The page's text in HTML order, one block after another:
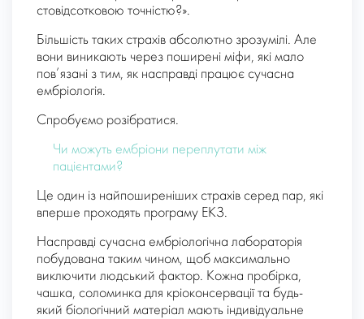
стовідсотковою точністю?».
Більшість таких страхів абсолютно зрозумілі. Але
вони виникають через поширені міфи, які мало
пов’язані з тим, як насправді працює сучасна
ембріологія.
Спробуємо розібратися.
Чи можуть ембріони переплутати між
пацієнтами?
Це один із найпоширеніших страхів серед пар, які
вперше проходять програму ЕКЗ.
Насправді сучасна ембріологічна лабораторія
побудована таким чином, щоб максимально
виключити людський фактор. Кожна пробірка,
чашка, соломинка для кріоконсервації та будь-
який біологічний матеріал мають індивідуальне